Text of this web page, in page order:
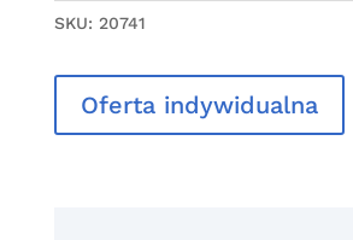
SKU: 20741
Oferta indywidualna